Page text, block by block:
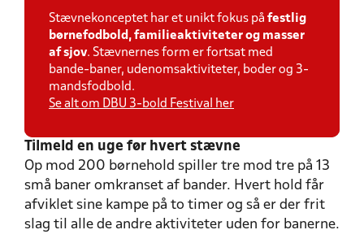
Stævnekonceptet har et unikt fokus på festlig
børnefodbold, familieaktiviteter og masser
af sjov. Stævnernes form er fortsat med
bande-baner, udenomsaktiviteter, boder og 3-
mandsfodbold.
Se alt om DBU 3-bold Festival her
Tilmeld en uge før hvert stævne
Op mod 200 børnehold spiller tre mod tre på 13
små baner omkranset af bander. Hvert hold får
afviklet sine kampe på to timer og så er der frit
slag til alle de andre aktiviteter uden for banerne.